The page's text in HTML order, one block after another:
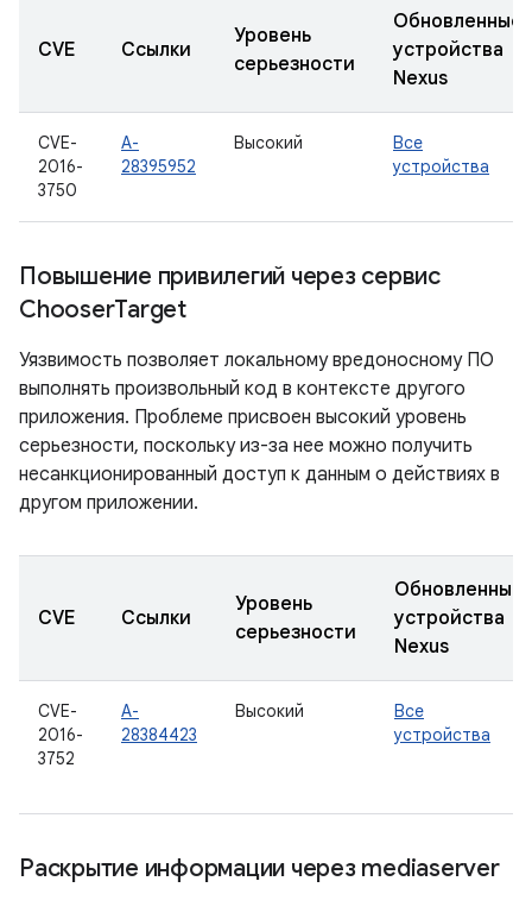
CVE Ссылки
Уровень
серьезности
Обновленные
устройства
Nexus
CVE-
2016-
3750
A-
28395952
Высокий
Все
устройства
Повышение привилегий через сервис
ChooserTarget
Уязвимость позволяет локальному вредоносному ПО
выполнять произвольный код в контексте другого
приложения. Проблеме присвоен высокий уровень
серьезности, поскольку из-за нее можно получить
несанкционированный доступ к данным о действиях в
другом приложении.
CVE Ссылки
Уровень
серьезности
Обновленные
устройства
Nexus
CVE-
2016-
3752
A-
28384423
Высокий
Все
устройства
Раскрытие информации через mediaserver